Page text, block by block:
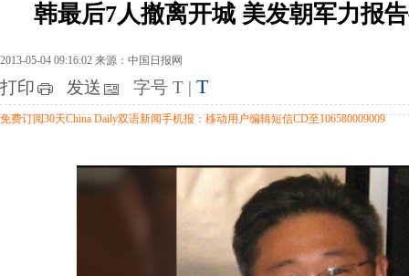
韩最后7人撤离开城 美发朝军力报
2013-05-04 09:16:02 来源：中国日报网
打印 发送 字号 T | T
免费订阅30天China Daily双语新闻手机报：移动用户编辑短信CD至106580009009